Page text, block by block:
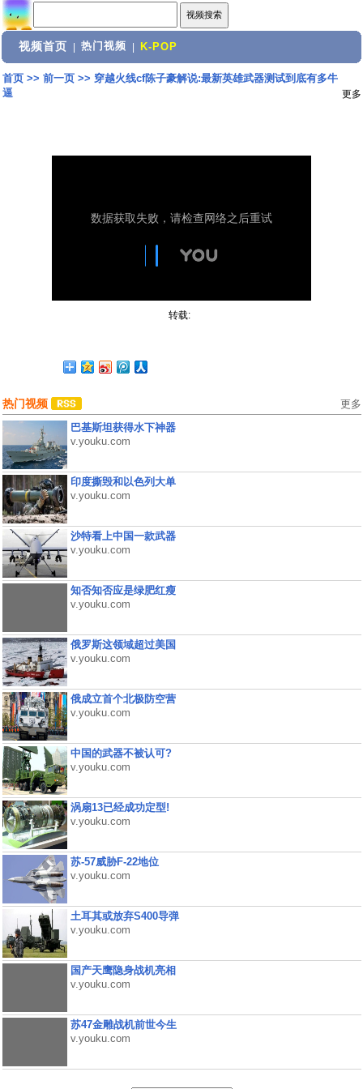
视频首页 热门视频 K-POP
首页>> 前一页>> 穿越火线cf陈子豪解说:最新英雄武器测试到底有多牛
逼
更多
转载:
热门视频 更多
巴基斯坦获得水下神器
v.youku.com
印度撕毁和以色列大单
v.youku.com
沙特看上中国一款武器
v.youku.com
知否知否应是绿肥红瘦
v.youku.com
俄罗斯这领域超过美国
v.youku.com
俄成立首个北极防空营
v.youku.com
中国的武器不被认可?
v.youku.com
涡扇13已经成功定型!
v.youku.com
苏-57威胁F-22地位
v.youku.com
土耳其或放弃S400导弹
v.youku.com
国产天鹰隐身战机亮相
v.youku.com
苏47金雕战机前世今生
v.youku.com